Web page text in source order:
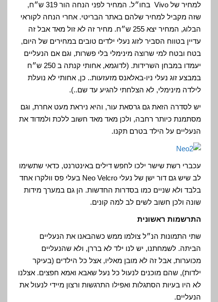
למחיר של Vivo בחו״ל. המחיר לפני הנחה הור 319 ש״ח,
שזה מקביל למחיר שלהם באתר הבריטי. אחרי הנחה לקוראי
הבלוג, המחיר יצא 255 ש״ח. מחיר זה לא זול מאד אבל זה
עדיין בטווח הסביר לזוג נעלי ילדים טובים במחירים של היום,
בטח ובטח למי שרוצה מינימלי בלי פשרות, וגם אם הנעליים
יעמדו במבחן השרידות. (לדוגמא, אחותי קנתה ב 250 ש״ח
במבצע זוג נעלי ניו-באלאנס מזעזעות.. כן, אחותי לא נועלת
לילדה מינימלי, לא הצלחתי להגיע עד שם..).
יש לסדרה הזאת גם גרסאת עור, והיא ניראת מעט אחרת, וגם
מסתמנת כיותר רחבה, ולכן מאד מאד חשוב ללכת ולמדוד את
הנעליים על הילד בטרם תקנו.
עכברי רשת שישר ילכו לחפש דילים באינטרנט, כדאי שתשימו
לב שיש גם דור ישן של נעלי Neo Velcro בעלי פס וולקרו אחד
בלבד ולא שניים כמו בסדרות החדשות. הן גם במערך מידות
שונה ולכן חשוב לשים לב למה קונים.
התרשמות ראשונית
שתי התמונות הנ״ל צולמו ממש כשהבאנו את הנעליים
הביתה. לשמחתנו, יש לנו ילד לא בררן, ולא שהנעליים
מכוערות, אבל זה לא מובן מאליו, אצל כל הילדים (בעיקר
ילדות), שהם מוכנים לנעול כל נעל שאבא ואמא חפצים. אצלנו
לא היו בעיות הסתגלות ואפילו התרגשות ורצון מיידי לנעול את
הנעליים.